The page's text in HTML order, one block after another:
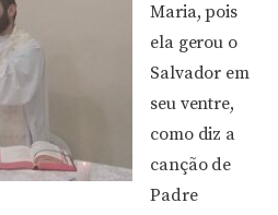
Maria, pois
ela gerou o
Salvador em
seu ventre,
como diz a
canção de
Padre